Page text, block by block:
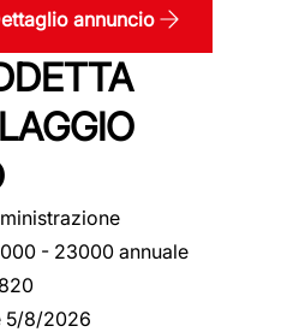
annuncio
- 23000 annuale
5/8/2026